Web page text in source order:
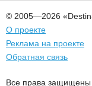
© 2005—2026
О проекте
Реклама на проекте
Обратная связь
Все права защищены